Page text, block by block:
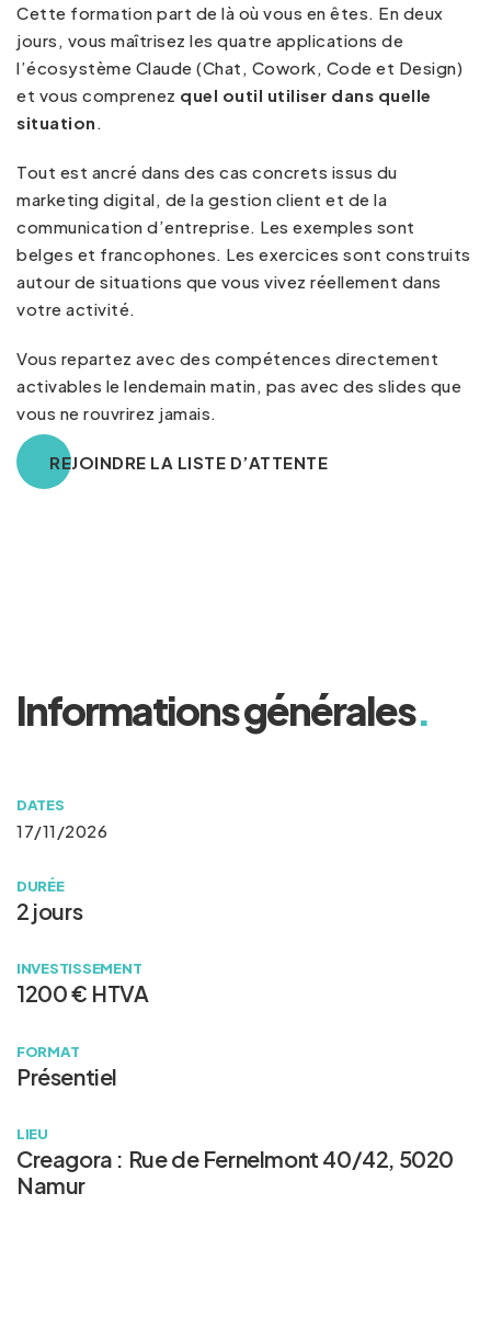
Cette formation part de là où vous en êtes. En deux
jours, vous maîtrisez les quatre applications de
l’écosystème Claude (Chat, Cowork, Code et Design)
et vous comprenez quel outil utiliser dans quelle
situation
Tout est ancré dans des cas concrets issus du
marketing digital, de la gestion client et de la
communication d’entreprise. Les exemples sont
belges et francophones. Les exercices sont construits
autour de situations que vous vivez réellement dans
votre activité.
Vous repartez avec des compétences directement
activables le lendemain matin, pas avec des slides que
vous ne rouvrirez jamais.
REJOINDRE LA LISTE D’ATTENTE
Informations générales.
DATES
17/11/2026
DURÉE
2 jours
INVESTISSEMENT
1200 € HTVA
FORMAT
Présentiel
LIEU
Creagora : Rue de Fernelmont 40/42, 5020
Namur